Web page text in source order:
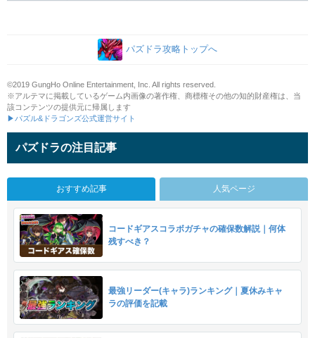
パズドラ攻略トップへ
©2019 GungHo Online Entertainment, Inc. All rights reserved.
※アルテマに掲載しているゲーム内画像の著作権、商標権その他の知的財産権は、当
該コンテンツの提供元に帰属します
▶パズル&ドラゴンズ公式運営サイト
パズドラの注目記事
おすすめ記事 人気ページ
コードギアスコラボガチャの確保数解説｜何体
残すべき？
最強リーダー(キャラ)ランキング｜夏休みキャ
ラの評価を記載